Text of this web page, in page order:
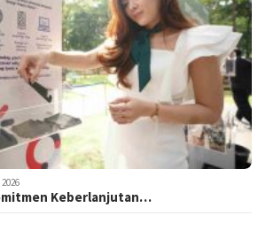
Keberlanjutan…